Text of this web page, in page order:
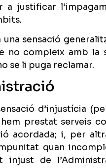
a justificar
sensació
no compleix amb la
se li puga reclamar.
d’injustícia
prestat serveis
acordada; i, per
quan
injust de